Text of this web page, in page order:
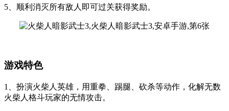
5、顺利消灭所有敌人即可过关获得奖励。
游戏特色
1、扮演火柴人英雄，用重拳、踢腿、砍杀等动作，化解无数
火柴人格斗玩家的无情攻击。